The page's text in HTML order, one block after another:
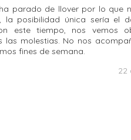
parado de llover por lo que
la posibilidad única sería el
este tiempo, nos vemos
las molestias. No nos
fines de semana.
22